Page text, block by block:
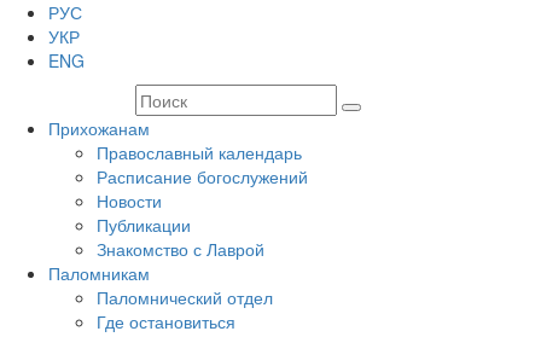
РУС
УКР
ENG
Прихожанам
Православный календарь
Расписание богослужений
Новости
Публикации
Знакомство с Лаврой
Паломникам
Паломнический отдел
Где остановиться